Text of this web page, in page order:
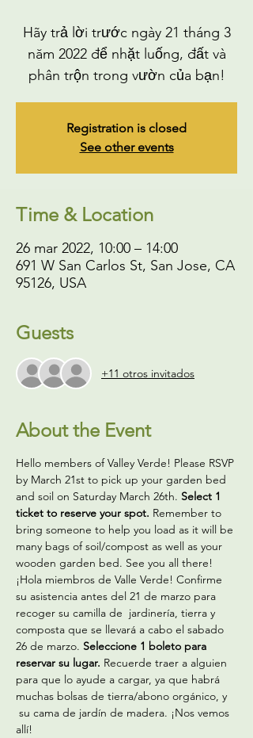
Hãy trả lời trước ngày 21 tháng 3
năm 2022 để nhặt luống, đất và
phân trộn trong vườn của bạn!
Registration is closed
See other events
Time & Location
26 mar 2022, 10:00 – 14:00
691 W San Carlos St, San Jose, CA
95126, USA
Guests
+11 otros invitados
About the Event
Hello members of Valley Verde! Please RSVP
by March 21st to pick up your garden bed
and soil on Saturday March 26th. Select 1
ticket to reserve your spot. Remember to
bring someone to help you load as it will be
many bags of soil/compost as well as your
wooden garden bed. See you all there!
¡Hola miembros de Valle Verde! Confirme
su asistencia antes del 21 de marzo para
recoger su camilla de  jardinería, tierra y
composta que se llevará a cabo el sabado
26 de marzo. Seleccione 1 boleto para
reservar su lugar. Recuerde traer a alguien
para que lo ayude a cargar, ya que habrá
muchas bolsas de tierra/abono orgánico, y
su cama de jardín de madera. ¡Nos vemos
allí!